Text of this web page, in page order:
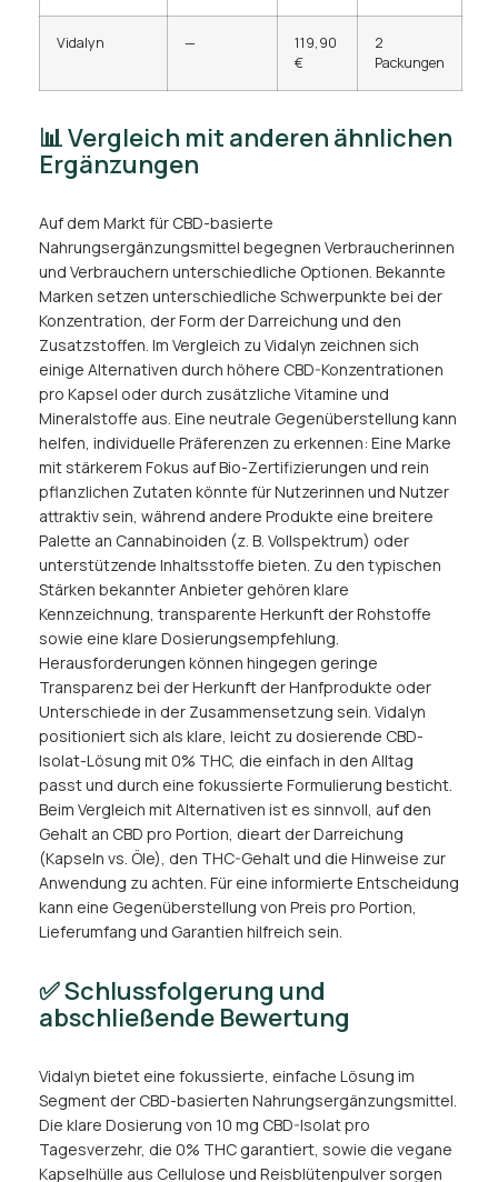
Vidalyn —
119,90
€
2
Packungen
📊 Vergleich mit anderen ähnlichen
Ergänzungen
Auf dem Markt für CBD-basierte
Nahrungsergänzungsmittel begegnen Verbraucherinnen
und Verbrauchern unterschiedliche Optionen. Bekannte
Marken setzen unterschiedliche Schwerpunkte bei der
Konzentration, der Form der Darreichung und den
Zusatzstoffen. Im Vergleich zu Vidalyn zeichnen sich
einige Alternativen durch höhere CBD-Konzentrationen
pro Kapsel oder durch zusätzliche Vitamine und
Mineralstoffe aus. Eine neutrale Gegenüberstellung kann
helfen, individuelle Präferenzen zu erkennen: Eine Marke
mit stärkerem Fokus auf Bio-Zertifizierungen und rein
pflanzlichen Zutaten könnte für Nutzerinnen und Nutzer
attraktiv sein, während andere Produkte eine breitere
Palette an Cannabinoiden (z. B. Vollspektrum) oder
unterstützende Inhaltsstoffe bieten. Zu den typischen
Stärken bekannter Anbieter gehören klare
Kennzeichnung, transparente Herkunft der Rohstoffe
sowie eine klare Dosierungsempfehlung.
Herausforderungen können hingegen geringe
Transparenz bei der Herkunft der Hanfprodukte oder
Unterschiede in der Zusammensetzung sein. Vidalyn
positioniert sich als klare, leicht zu dosierende CBD-
Isolat-Lösung mit 0% THC, die einfach in den Alltag
passt und durch eine fokussierte Formulierung besticht.
Beim Vergleich mit Alternativen ist es sinnvoll, auf den
Gehalt an CBD pro Portion, dieart der Darreichung
(Kapseln vs. Öle), den THC-Gehalt und die Hinweise zur
Anwendung zu achten. Für eine informierte Entscheidung
kann eine Gegenüberstellung von Preis pro Portion,
Lieferumfang und Garantien hilfreich sein.
✅ Schlussfolgerung und
abschließende Bewertung
Vidalyn bietet eine fokussierte, einfache Lösung im
Segment der CBD-basierten Nahrungsergänzungsmittel.
Die klare Dosierung von 10 mg CBD-Isolat pro
Tagesverzehr, die 0% THC garantiert, sowie die vegane
Kapselhülle aus Cellulose und Reisblütenpulver sorgen